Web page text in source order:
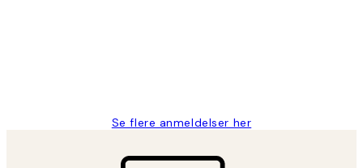
Se flere anmeldelser her